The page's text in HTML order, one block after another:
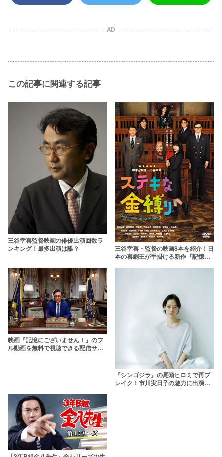
AD
この記事に関連する記事
三谷幸喜監督映画の俳優出演回数ラ
ンキング！最多出演は誰？
三谷幸喜・監督の映画8本を紹介！日
本の喜劇王が手掛ける新作『記憶に
映画『記憶にございません！』のフ
ル動画を無料で視聴できる配信サー
『シンゴジラ』の尾頭ヒロミで再ブ
レイク！市川実日子の魅力に出演映